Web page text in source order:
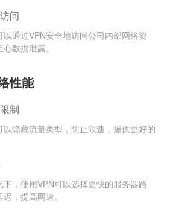
问
以通过VPN安全地访问公司内部网络资
数据泄露。
性能
制
以隐藏流量类型，防止限速，提供更好的
下，使用VPN可以选择更快的服务器路
，提高网速。